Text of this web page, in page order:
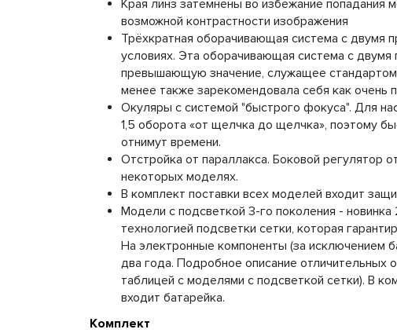
Края линз затемнены во избежание попадания
возможной контрастности изображения
Трёхкратная оборачивающая система с двумя
условиях. Эта оборачивающая система с
превышающую значение, служащее
менее также зарекомендовала себя как очень
Окуляры с системой "быстрого фокуса". Для
1,5 оборота «от щелчка до щелчка», поэтому
отнимут времени.
Отстройка от параллакса. Боковой регулятор
некоторых моделях.
В комплект поставки всех моделей входит
Модели с подсветкой 3-го поколения -
технологией подсветки сетки, которая
На электронные компоненты (за исключением
два года. Подробное описание отличительных
таблицей с моделями с подсветкой сетки). В
входит батарейка.
Комплект